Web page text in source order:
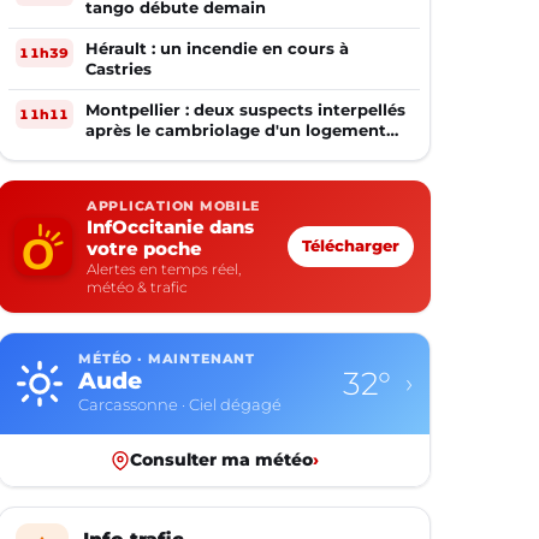
tango débute demain
11h39
Hérault : un incendie en cours à
Castries
11h11
Montpellier : deux suspects interpellés
après le cambriolage d'un logement
APPLICATION MOBILE
InfOccitanie dans
votre poche
Alertes en temps réel,
météo & trafic
Télécharger
MÉTÉO · MAINTENANT
Aude
Carcassonne · Ciel dégagé
32° ›
Consulter ma météo›